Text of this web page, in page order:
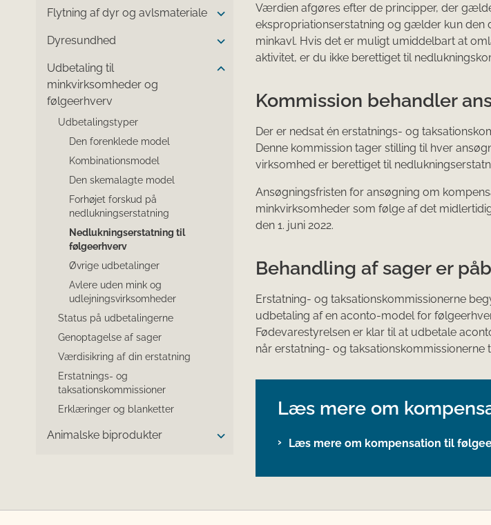
Flytning af dyr og avlsmateriale
Dyresundhed
Udbetaling til
minkvirksomheder og
følgeerhverv
Udbetalingstyper
Den forenklede model
Kombinationsmodel
Den skemalagte model
Forhøjet forskud på
nedlukningserstatning
Nedlukningserstatning til
følgeerhverv
Øvrige udbetalinger
Avlere uden mink og
udlejningsvirksomheder
Status på udbetalingerne
Genoptagelse af sager
Værdisikring af din erstatning
Erstatnings- og
taksationskommissioner
Erklæringer og blanketter
Animalske biprodukter
Værdien afgøres efter de principper, der
ekspropriationserstatning og gælder kun den
minkavl. Hvis det er muligt umiddelbart at
aktivitet, er du ikke berettiget til
Kommission behandler
Der er nedsat én erstatnings- og
Denne kommission tager stilling til hver
virksomhed er berettiget til
Ansøgningsfristen for ansøgning om
minkvirksomheder som følge af det
den 1. juni 2022.
Behandling af sager er
Erstatning- og taksationskommissionerne
udbetaling af en aconto-model for
Fødevarestyrelsen er klar til at udbetale
når erstatning- og
Læs mere om
Læs mere om kompensation til